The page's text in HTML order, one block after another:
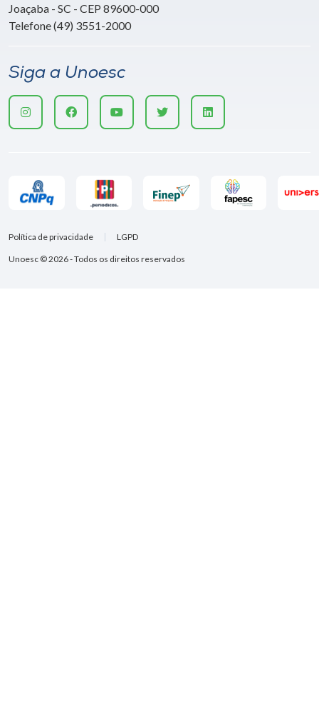
Joaçaba - SC - CEP 89600-000
Telefone (49) 3551-2000
Siga a Unoesc
Unoesc © 2026 - Todos os direitos reservados
Política de privacidade LGPD